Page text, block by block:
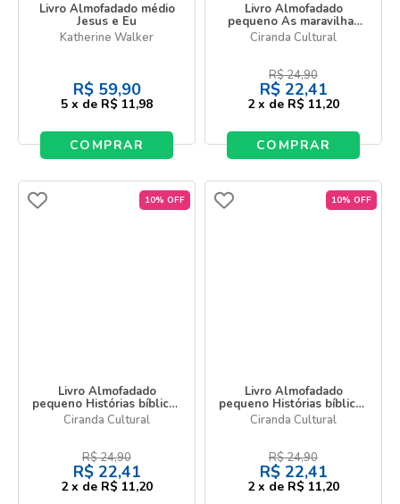
Livro Almofadado médio
Jesus e Eu
Katherine Walker
R$ 59,90
5 x de R$ 11,98
COMPRAR
Livro Almofadado
pequeno As maravilhas
de Deus
Ciranda Cultural
R$24,90
R$ 22,41
2 x de R$ 11,20
COMPRAR
10% OFF
Livro Almofadado
pequeno Histórias bíblicas
para crianças
Ciranda Cultural
R$24,90
R$ 22,41
2 x de R$ 11,20
10% OFF
Livro Almofadado
pequeno Histórias bíblicas
para meninas
Ciranda Cultural
R$24,90
R$ 22,41
2 x de R$ 11,20